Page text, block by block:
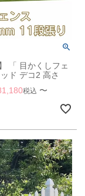
「 目かくしフェ
ド デコ2 高さ
11段張り 」
阪のみ対応可能】
税込 〜